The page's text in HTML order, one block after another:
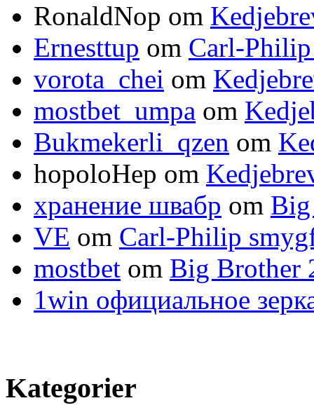
RonaldNop om
Ernesttup om Carl-
vorota_chei om
mostbet_umpa om
Bukmekerli_qzen om
hopoloHep om
хранение швабр om
VE om Carl-Philip
mostbet om Big Brother
1win официальное
Kategorier